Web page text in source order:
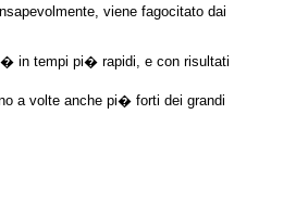
viene fagocitato dai
in tempi pi� rapidi, e con risultati
a volte anche pi� forti dei grandi